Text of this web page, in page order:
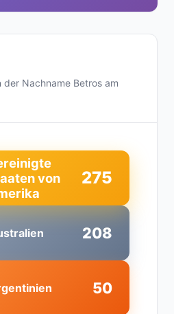
der Nachname Betros am
208
von
275
50